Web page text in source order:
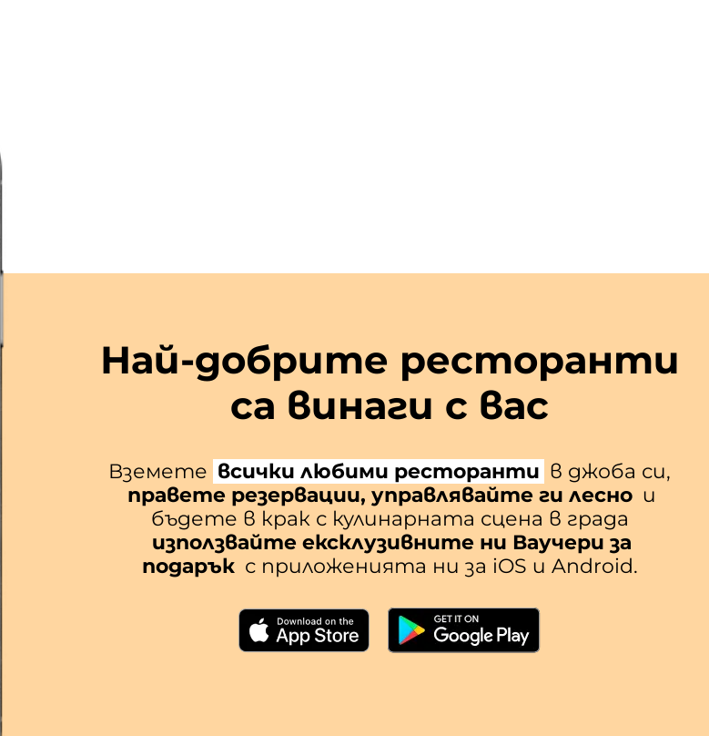
Най-добрите ресторанти
са винаги с вас
Вземете всички любими ресторанти в джоба си,
правете резервации, управлявайте ги лесно и
бъдете в крак с кулинарната сцена в града
използвайте ексклузивните ни Ваучери за
подарък с приложенията ни за iOS и Android.